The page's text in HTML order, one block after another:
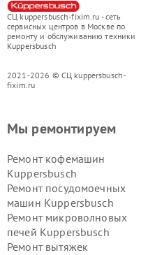
СЦ kuppersbusch-fixim.ru - сеть
сервисных центров в Москве по
ремонту и обслуживанию техники
Kuppersbusch
2021-2026 © СЦ kuppersbusch-
fixim.ru
Мы ремонтируем
Ремонт кофемашин
Kuppersbusch
Ремонт посудомоечных
машин Kuppersbusch
Ремонт микроволновых
печей Kuppersbusch
Ремонт вытяжек